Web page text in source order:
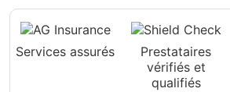
Services assurés
Prestataires
vérifiés et
qualifiés